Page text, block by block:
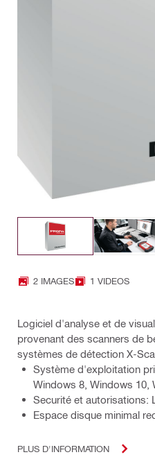
2 IMAGES 1 VIDEOS
Logiciel d'analyse et de
provenant des scanners de
systèmes de détection X-
Système d'exploitation
Windows 8, Windows 10,
Securité et autorisations:
Espace disque minimal
PLUS D'INFORMATION